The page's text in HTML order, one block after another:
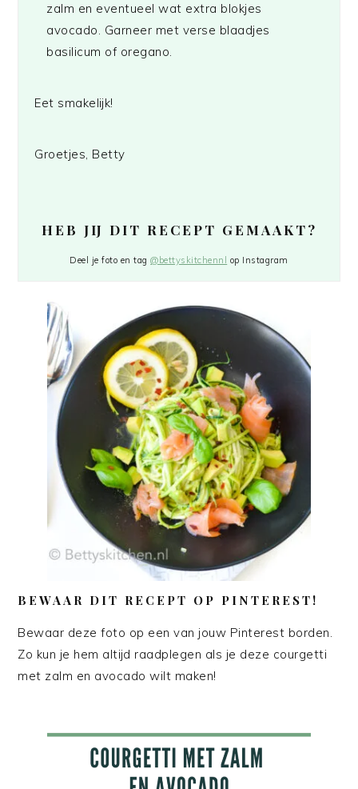
zalm en eventueel wat extra blokjes
avocado. Garneer met verse blaadjes
basilicum of oregano.
Eet smakelijk!
Groetjes, Betty
HEB JIJ DIT RECEPT GEMAAKT?
Deel je foto en tag@bettyskitchennl op Instagram
BEWAAR DIT RECEPT OP PINTEREST!
Bewaar deze foto op een van jouw Pinterest borden.
Zo kun je hem altijd raadplegen als je deze courgetti
met zalm en avocado wilt maken!